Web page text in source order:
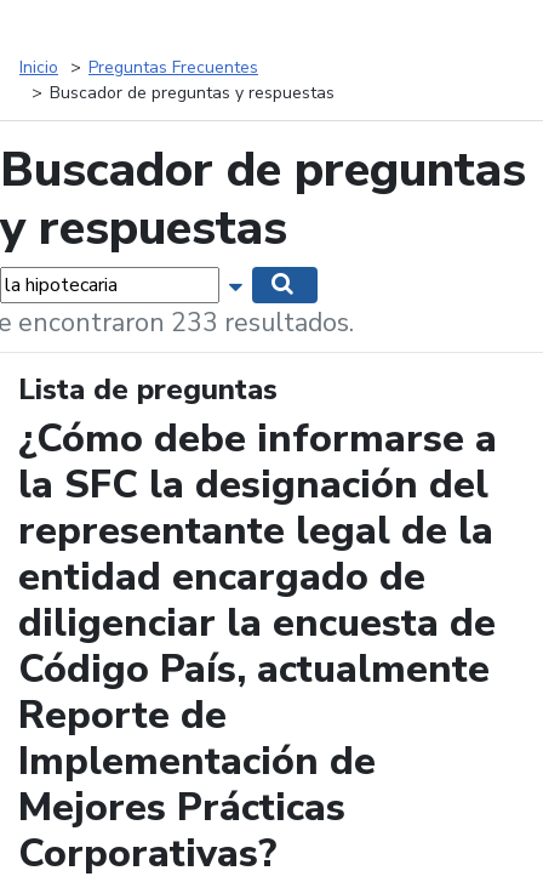
Inicio
Preguntas Frecuentes
Buscador de preguntas y respuestas
Buscador de preguntas
y respuestas
Mostrar opciones de búsqueda
encontraron 233 resultados.
Lista de preguntas
¿Cómo debe informarse a
la SFC la designación del
representante legal de la
entidad encargado de
diligenciar la encuesta de
Código País, actualmente
Reporte de
Implementación de
Mejores Prácticas
Corporativas?